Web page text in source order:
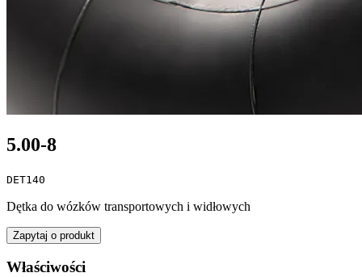
5.00-8
DET140
Dętka do wózków transportowych i widłowych
Zapytaj o produkt
Właściwości